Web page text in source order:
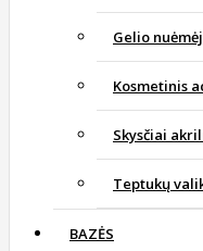
Gelio
Kosmetinis
Skysčiai
Teptukų
BAZĖS